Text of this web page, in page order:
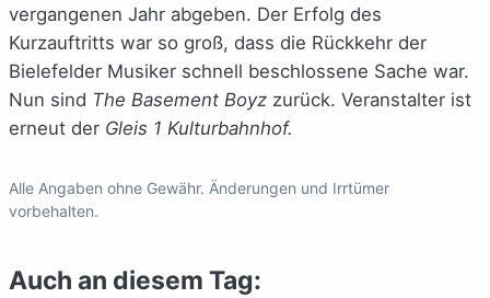
vergangenen Jahr abgeben. Der Erfolg des
Kurzauftritts war so groß, dass die Rückkehr der
Bielefelder Musiker schnell beschlossene Sache war.
Nun sind The Basement Boyz zurück. Veranstalter ist
erneut der Gleis 1 Kulturbahnhof.
Alle Angaben ohne Gewähr. Änderungen und Irrtümer
vorbehalten.
Auch an diesem Tag: